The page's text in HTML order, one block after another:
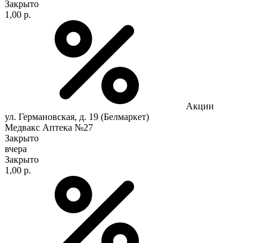
Закрыто
1,00 р.
Акции
ул. Германовская, д. 19 (Белмаркет)
Медвакс Аптека №27
Закрыто
вчера
Закрыто
1,00 р.